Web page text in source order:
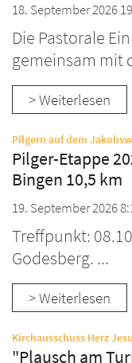
18. September 2026
Die Pastorale
gemeinsam mit
> Weiterlesen
Pilgern auf dem
Pilger-Etappe
Bingen 10,5 km
19. September 2026
Treffpunkt:
Godesberg. ...
> Weiterlesen
Kirchausschuss Herz
"Plausch am